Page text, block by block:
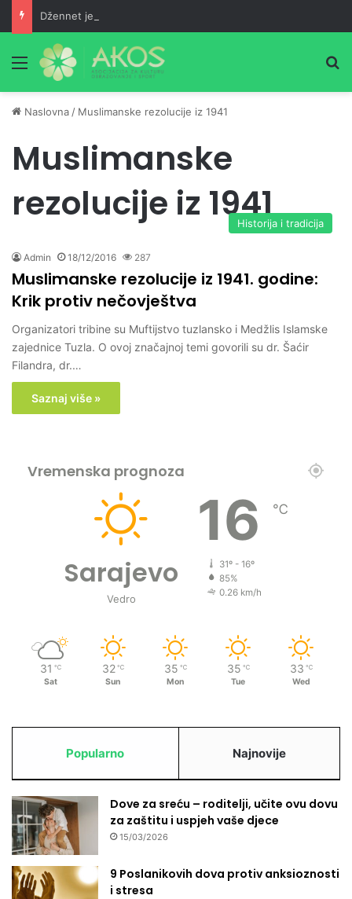
Meni
Naslovna / Muslimanske rezolucije iz 1941
Muslimanske
rezolucije iz 1941Historija i tradicija
Admin 18/12/2016 287
Muslimanske rezolucije iz 1941. godine:
Krik protiv nečovještva
Organizatori tribine su Muftijstvo tuzlansko i Medžlis Islamske
zajednice Tuzla. O ovoj značajnoj temi govorili su dr. Šaćir
Filandra, dr.…
Saznaj više »
Vremenska prognoza
Sarajevo
Vedro
16 ℃
31º - 16º
85%
0.26 km/h
31 ℃
Sat
32 ℃
Sun
35 ℃
Mon
35 ℃
Tue
33 ℃
Wed
Popularno Najnovije
Dove za sreću – roditelji, učite ovu dovu
za zaštitu i uspjeh vaše djece
15/03/2026
9 Poslanikovih dova protiv anksioznosti
i stresa